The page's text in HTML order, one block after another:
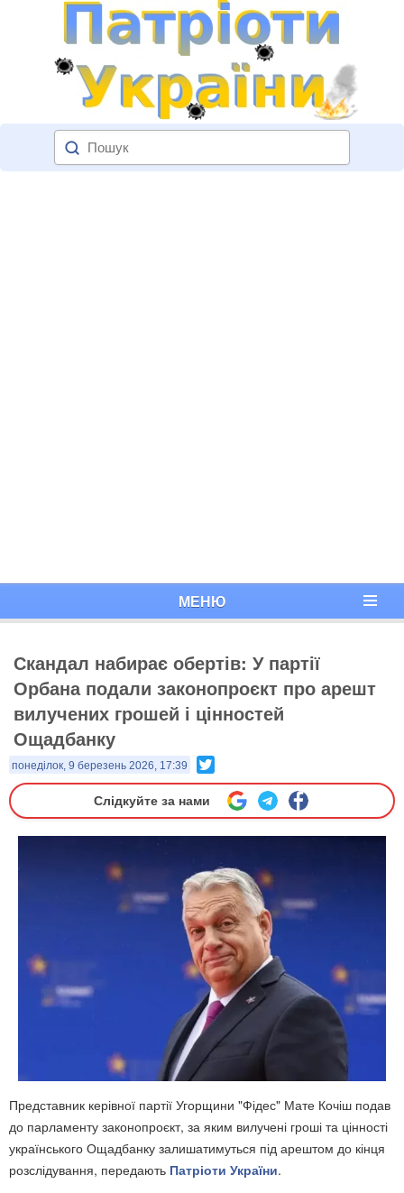
МЕНЮ
Скандал набирає обертів: У партії
Орбана подали законопроєкт про арешт
вилучених грошей і цінностей
Ощадбанку
понеділок, 9 березень 2026, 17:39
Слідкуйте за нами
Представник керівної партії Угорщини "Фідес" Мате Кочіш подав
до парламенту законопроєкт, за яким вилучені гроші та цінності
українського Ощадбанку залишатимуться під арештом до кінця
розслідування, передають Патріоти України.